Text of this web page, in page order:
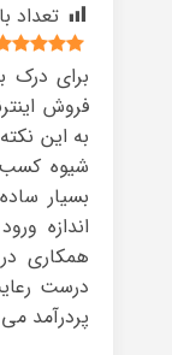
تعداد
برای درک
فروش
به این
شیوه کسب
بسیار
اندازه
همکاری
درست
پردرآمد